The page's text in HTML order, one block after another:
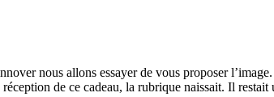
nous allons essayer de vous proposer
de ce cadeau, la rubrique naissait. Il